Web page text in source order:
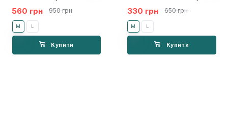
560 грн 950 грн
M L
Купити
330 грн 650 грн
M L
Купити